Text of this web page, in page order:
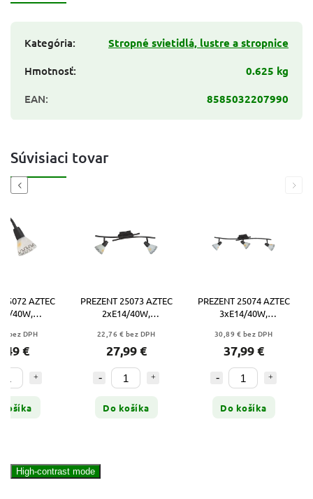
Kategória:
Stropné svietidlá, lustre a stropnice
Hmotnosť:
0.625 kg
EAN: 8585032207990
Súvisiaci tovar
Previous
25072 AZTEC
40W,
bez DPH
€
PREZENT 25073 AZTEC
2xE14/40W,
22,76 € bez DPH
27,99 €
Do košíka
PREZENT 25074 AZTEC
3xE14/40W,
30,89 € bez DPH
37,99 €
Do košíka
Next
High-contrast mode